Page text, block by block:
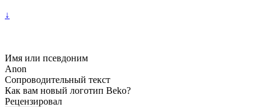
↓
Имя или псевдоним
Anon
Сопроводительный текст
Как вам новый логотип Beko?
Рецензировал